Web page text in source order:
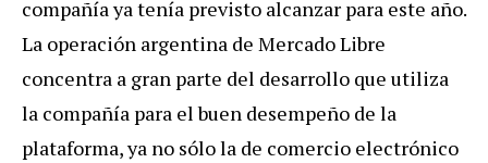
compañía ya tenía previsto alcanzar para este año.
La operación argentina de Mercado Libre
concentra a gran parte del desarrollo que utiliza
la compañía para el buen desempeño de la
plataforma, ya no sólo la de comercio electrónico